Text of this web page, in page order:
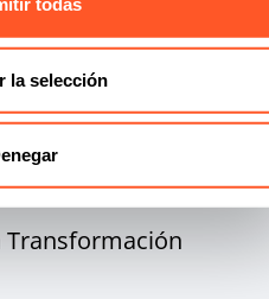
la selección
recuperación
en procesos clave